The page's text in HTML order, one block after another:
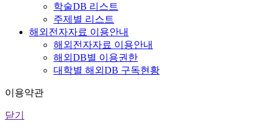
학술DB 리스트
주제별 리스트
해외전자자료 이용안내
해외전자자료 이용안내
해외DB별 이용권한
대학별 해외DB 구독현황
이용약관
닫기